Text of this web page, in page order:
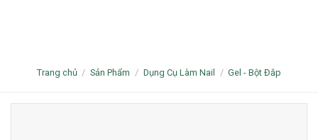
Trang chủ / Sản Phẩm / Dụng Cụ Làm Nail / Gel - Bột Đắp